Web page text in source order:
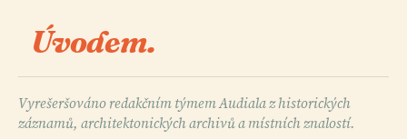
Úvodem.
Vyrešeršováno redakčním týmem Audiala z historických
záznamů, architektonických archivů a místních znalostí.